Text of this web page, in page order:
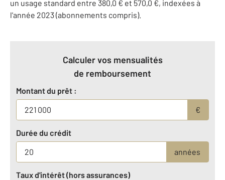
un usage standard entre 380,0 € et 570,0 €, indexées à
l'année 2023 (abonnements compris).
Calculer vos mensualités
de remboursement
Montant du prêt :
€
Durée du crédit
années
Taux d'intérêt (hors assurances)